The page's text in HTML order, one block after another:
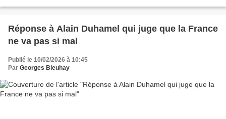
Réponse à Alain Duhamel qui juge que la France
ne va pas si mal
Publié le 10/02/2026 à 10:45
Par Georges Bleuhay